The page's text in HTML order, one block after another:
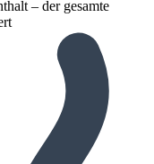
– der gesamte